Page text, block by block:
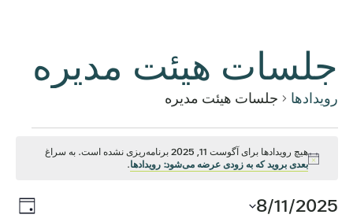
جلسات هیئت مدیره
رویدادها جلسات هیئت مدیره
رویدادها
اطلاعیه
هیچ رویدادها برای آگوست 11, 2025 برنامه‌ریزی نشده است. به سراغ
بعدی بروید که به زودی عرضه می‌شود: رویدادها.
روز 8/11/2025